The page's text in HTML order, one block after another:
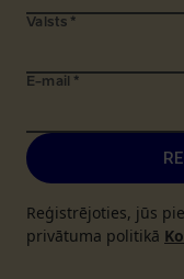
Valsts *
E-mail *
Reģistrējoties, jūs
privātuma politikā